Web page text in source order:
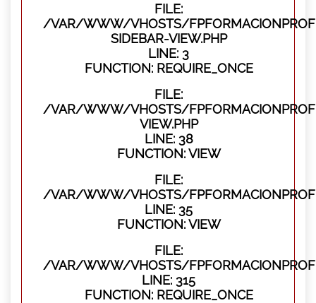
FILE:
/VAR/WWW/VHOSTS/
SIDEBAR-VIEW.PHP
LINE: 3
FUNCTION: REQUIRE_ONCE
FILE:
/VAR/WWW/VHOSTS/
VIEW.PHP
LINE: 38
FUNCTION: VIEW
FILE:
/VAR/WWW/VHOSTS/
LINE: 35
FUNCTION: VIEW
FILE:
/VAR/WWW/VHOSTS/
LINE: 315
FUNCTION: REQUIRE_ONCE